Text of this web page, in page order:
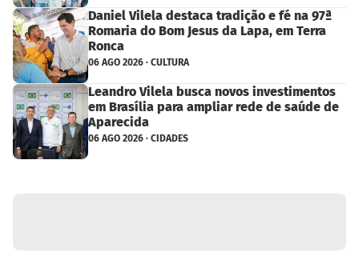
Daniel Vilela destaca tradição e fé na 97ª
Romaria do Bom Jesus da Lapa, em Terra
Ronca
06 AGO 2026 · CULTURA
Leandro Vilela busca novos investimentos
em Brasília para ampliar rede de saúde de
Aparecida
06 AGO 2026 · CIDADES